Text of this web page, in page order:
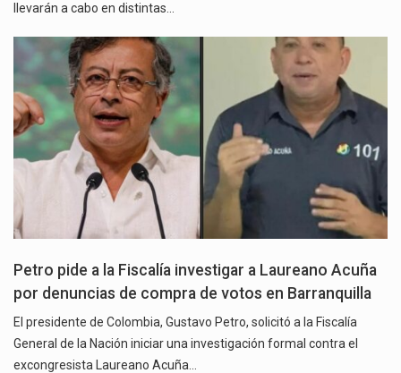
llevarán a cabo en distintas…
Petro pide a la Fiscalía investigar a Laureano Acuña
por denuncias de compra de votos en Barranquilla
El presidente de Colombia, Gustavo Petro, solicitó a la Fiscalía
General de la Nación iniciar una investigación formal contra el
excongresista Laureano Acuña…